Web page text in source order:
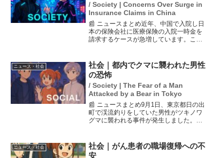
/ Society | Concerns Over Surge in
Insurance Claims in China
📰 ニュースまとめ近年、中国で入院し日
本の保険会社に医療保険の入院一時金を
請求するケースが急増しています。この
に達しています。片山さつき金融担当大
臣はこの事態に懸念...
ニュース・社会
社会｜都内でクマに襲われた男性
の恐怖
/ Society | The Fear of a Man
Attacked by a Bear in Tokyo
📰 ニュースまとめ9月1日、東京都日の出
町で渓流釣りをしていた男性がツキノワ
グマに襲われる事件が発生しました。男
した。この事件は、東京都内でもクマに
よる被害が増えている...
ニュース・社会
社会｜がん患者の職場復帰への不
安